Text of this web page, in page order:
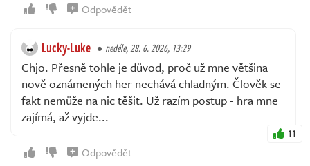
Odpovědět
Lucky-Luke neděle, 28. 6. 2026, 13:29
Chjo. Přesně tohle je důvod, proč už mne většina
nově oznámených her nechává chladným. Člověk se
fakt nemůže na nic těšit. Už razím postup - hra mne
zajímá, až vyjde...
11
Odpovědět